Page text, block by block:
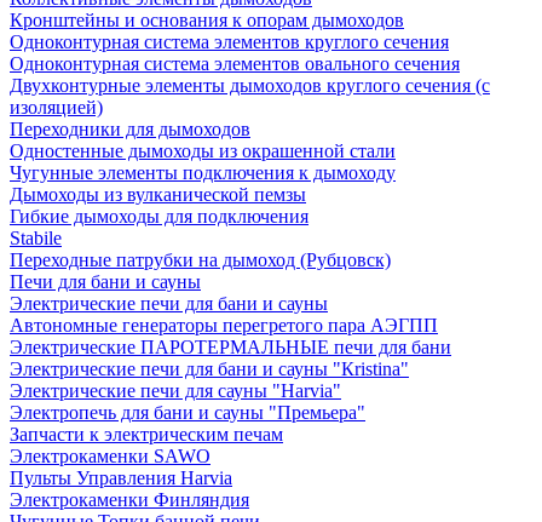
Кронштейны и основания к опорам дымоходов
Одноконтурная система элементов круглого сечения
Одноконтурная система элементов овального сечения
Двухконтурные элементы дымоходов круглого сечения (с
изоляцией)
Переходники для дымоходов
Одностенные дымоходы из окрашенной стали
Чугунные элементы подключения к дымоходу
Дымоходы из вулканической пемзы
Гибкие дымоходы для подключения
Stabile
Переходные патрубки на дымоход (Рубцовск)
Печи для бани и сауны
Электрические печи для бани и сауны
Автономные генераторы перегретого пара АЭГПП
Электрические ПАРОТЕРМАЛЬНЫЕ печи для бани
Электрические печи для бани и сауны "Кristina"
Электрические печи для сауны "Harvia"
Электропечь для бани и сауны "Премьера"
Запчасти к электрическим печам
Электрокаменки SAWO
Пульты Управления Harvia
Электрокаменки Финляндия